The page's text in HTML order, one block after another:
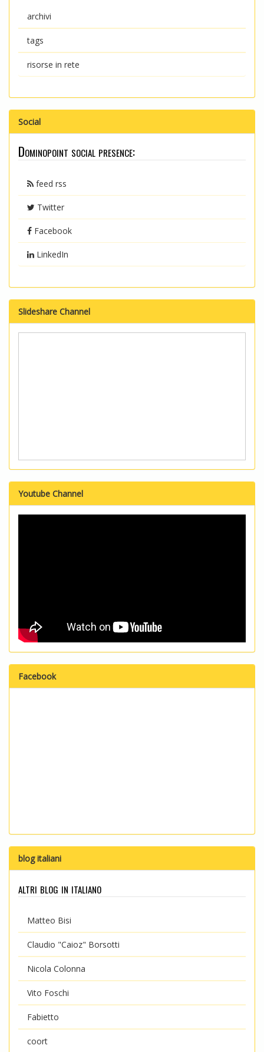
archivi
tags
risorse in rete
Social
Dominopoint social presence:
feed rss
Twitter
Facebook
LinkedIn
Slideshare Channel
Youtube Channel
Facebook
blog italiani
altri blog in italiano
Matteo Bisi
Claudio "Caioz" Borsotti
Nicola Colonna
Vito Foschi
Fabietto
coort